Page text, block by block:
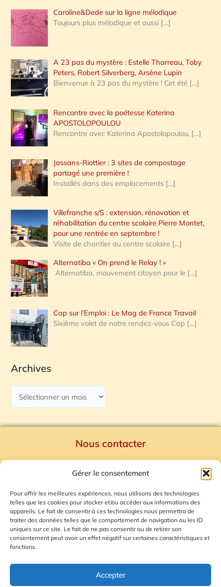
Gérer le consentement
Pour offrir les meilleures expériences, nous utilisons des technologies
telles que les cookies pour stocker et/ou accéder aux informations des
appareils. Le fait de consentir à ces technologies nous permettra de
traiter des données telles que le comportement de navigation ou les ID
uniques sur ce site. Le fait de ne pas consentir ou de retirer son
consentement peut avoir un effet négatif sur certaines caractéristiques et
fonctions.
Accepter
Caroline&Dede sur la ligne mélodique
Toujours plus mélodique et aussi […]
A 23 pas du mystère : Estelle Tharreau, Toby
Peters, Robert Silverberg, Arsène Lupin
Bienvenue à 23 pas du mystère ! Cet été […]
Rencontre avec la poétesse Katerina
APOSTOLOPOULOU
Rencontre avec Katerina Apostolopoulou, […]
Jassans-Riottier : 3 sites de compostage
partagé une première !
Installés dans des emplacements […]
Villefranche s/S : extension, rénovation et
réhabilitation du centre scolaire Pierre Montet,
pour une rentrée en septembre !
Visite de chantier au centre scolaire […]
Alternatiba « On prend le Relay ! »
Alternatiba, mouvement citoyen pour le […]
Cap sur l’Emploi : Le Mag de France Travail
Sixième volet de notre rendez-vous Cap […]
Archives
Nous contacter
Mentions Légales
Plan du site
Gestion des Cookies